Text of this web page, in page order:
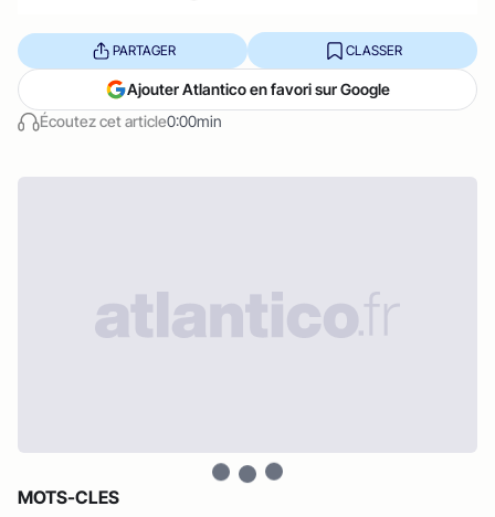
Écoutez cet article0:00min
PARTAGER CLASSER
Ajouter Atlantico en favori sur Google
MOTS-CLES